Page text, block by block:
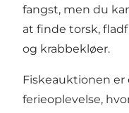
fangst, men du
at finde torsk,
og krabbekløer.
Fiskeauktionen
ferieoplevelse,